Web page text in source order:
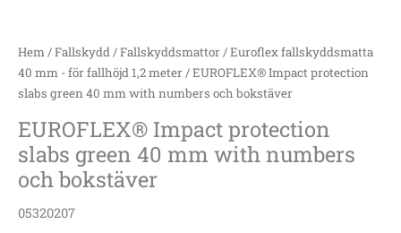
Hem/Fallskydd/Fallskyddsmattor/Euroflex fallskyddsmatta
40 mm - för fallhöjd 1,2 meter/ EUROFLEX® Impact protection
slabs green 40 mm with numbers och bokstäver
EUROFLEX® Impact protection
slabs green 40 mm with numbers
och bokstäver
05320207